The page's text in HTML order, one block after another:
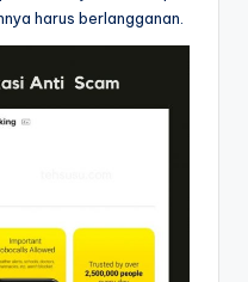
harus berlangganan.